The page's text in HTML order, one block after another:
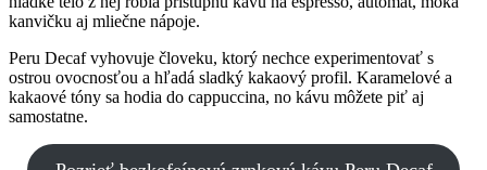
kanvičku aj mliečne nápoje.
Peru Decaf vyhovuje človeku, ktorý nechce experimentovať s
ostrou ovocnosťou a hľadá sladký kakaový profil. Karamelové a
kakaové tóny sa hodia do cappuccina, no kávu môžete piť aj
samostatne.